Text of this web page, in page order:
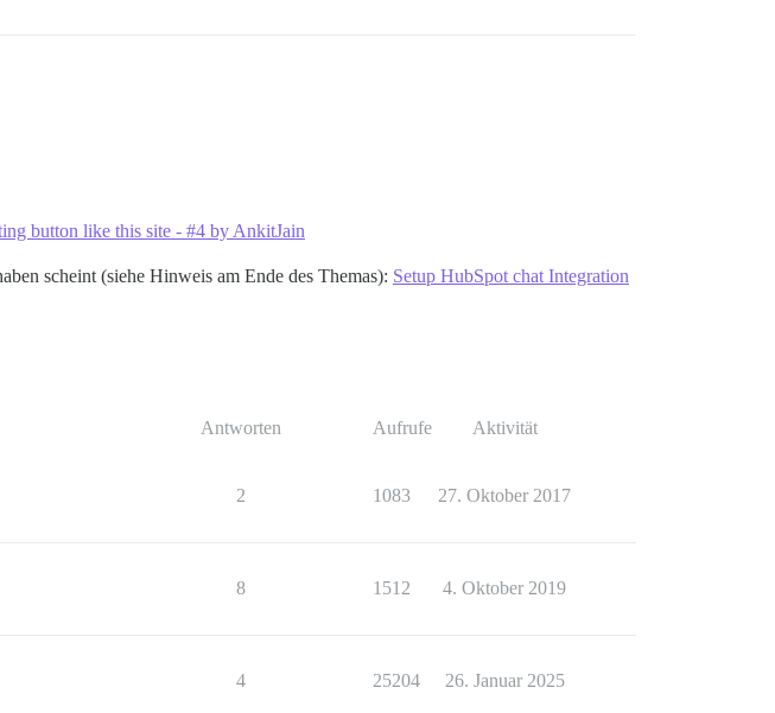
button like this site - #4 by AnkitJain
scheint (siehe Hinweis am Ende des Themas): Setup HubSpot chat Integration
Antworten Aufrufe Aktivität
2 1083 27. Oktober 2017
8 1512 4. Oktober 2019
4 25204 26. Januar 2025